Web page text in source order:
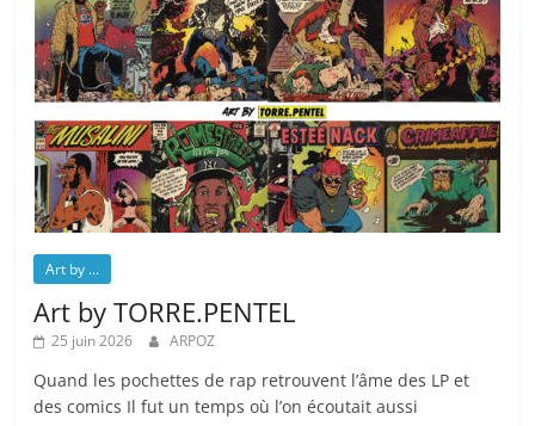
Art by ...
Art by TORRE.PENTEL
25 juin 2026 ARPOZ
Quand les pochettes de rap retrouvent l’âme des LP et
des comics Il fut un temps où l’on écoutait aussi